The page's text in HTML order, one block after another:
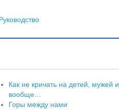
Как не кричать на детей, мужей и
вообще…
Горы между нами